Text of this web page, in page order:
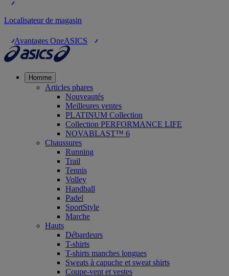
Localisateur de magasin
Avantages OneASICS
Homme
Articles phares
Nouveautés
Meilleures ventes
PLATINUM Collection
Collection PERFORMANCE LIFE
NOVABLAST™ 6
Chaussures
Running
Trail
Tennis
Volley
Handball
Padel
SportStyle
Marche
Hauts
Débardeurs
T-shirts
T-shirts manches longues
Sweats à capuche et sweat shirts
Coupe-vent et vestes